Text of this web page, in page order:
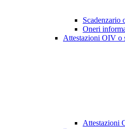
Scadenzario
Oneri
Attestazioni OIV o
Attestazioni